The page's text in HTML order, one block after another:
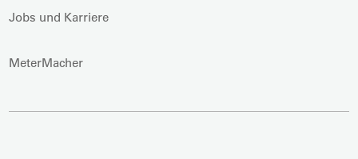
Jobs und Karriere
MeterMacher